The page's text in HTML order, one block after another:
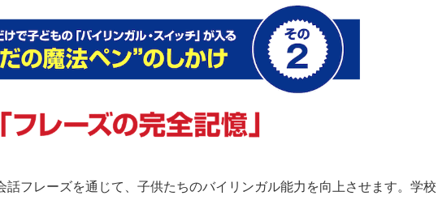
話フレーズを通じて、子供たちのバイリンガル能力を向上させます。学校